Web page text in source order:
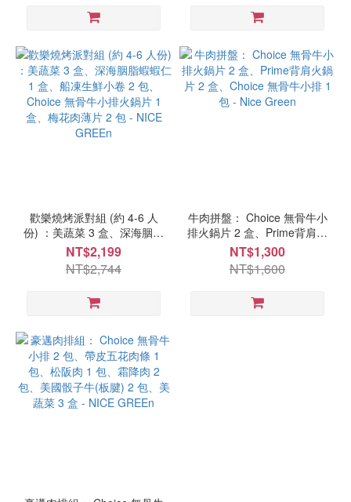
雞腿 1 支 - NICE GREEn
歡樂燒烤派對組 (約 4-6 人
份) ：美蔬菜 3 盒、深海胭脂
蝦蝦仁 1 盒、船凍生鮮小卷
2 包、Choice 無骨牛小排火
鍋片 1 盒、梅花肉薄片 2 包
NT$2,199
NT$2,744
牛肉拼盤： Choice 無骨牛小
排火鍋片 2 盒、Prime背肩火
鍋片 2 盒、Choice 無骨牛小
排 1 包 - Nice Green
NT$1,300
NT$1,600